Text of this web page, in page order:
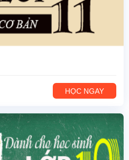
HỌC NGAY